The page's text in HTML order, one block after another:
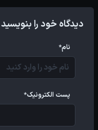
دیدگاه خود را بنویسید
نام*
پست الکترونیک*